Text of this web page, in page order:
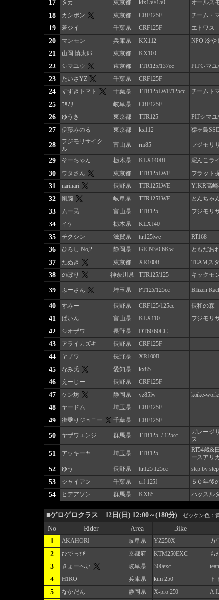
17 タカ 東京都 klx150/150 オールズ
18 カシポン 東京都 CRF125F チーム・
19 若ジイ 千葉県 CRF125F エトワス
20 マンモン 兵庫県 KX112 NPO 冷や
21 山岡 慎太郎 東京都 KX100
22 シマユウ 東京都 TTR125/137cc PITシマユ
23 たいさYZ 千葉県 CRF125F
24 すずきトマト 千葉県 TTR125LWE/125cc チームト
25 ﾓﾘﾉﾘ 岐阜県 CRF125F
26 ゆうき 東京都 TTR125 PITシマユ
27 伊藤みのる 東京都 kx112 猿ヶ島
28
フジモリサイク
ル
富山県 rm85 フジモリ
29 そーちゃん 栃木県 KLX140RL 泥んこラ
30 ワタさん 東京都 TTR125LWE フラット
31 narinari 長野県 TTR125LWE YJKR高
32 剛腕 岐阜県 TTR125LWE とんちゃ
33 ムー民 富山県 TTR125 フジモリ
34 イケ 栃木県 KLX140
35 チクシン 滋賀県 ttr125lwe RT168
36 ひろし No,2 静岡県 GE-N3/0.6Kw ともだお
37 たぬき 東京都 XR100R TEAMス
38 のぼり 神奈川県 TTR125/125 キックモ
39 ぶーさん 埼玉県 PT125/125cc Blitzen
40 すみー 長野県 CRF125/125cc 長和の森
41 ぱいん 富山県 KLX110 フジモリ
42 シオザワ 長野県 DT60 60CC
43 アライカズキ 長野県 CRF125F
44 ヤザワ 長野県 XR100R
45 なみ氏 愛知県 kx85
46 えーじー 長野県 CRF125F
47 ケン坊 静岡県 yz85lw koike-
48 ヤードム 埼玉県 CRF125F
49 街乗りジョニー 千葉県 CRF125F
50 ヤザワエンジ 群馬県 TTR125 ./ 125cc
ガレージ
ス
51 アッキーヤ 埼玉県 TTR125
RT54歳&
ースアリ
52 ゆう 長野県 ttr125 125cc step by step
53 ジャイアン 千葉県 crf 125f ５０年後
54 ヒデアソン 群馬県 KX85 ハッスル
■ゲロゲロクラス 12日(日) 12:00～(180分) ゼッケン色：
No Rider Area
Bike
1
AKAHORI 岐阜県 YZ250X カ
2 ひでっぴ 京都府 KTM250EXC も
3 きょーへい 岐阜県 300exc
4 H1RO 兵庫県 ktm 250 ト
5 なかだん 静岡県 X-pro 250